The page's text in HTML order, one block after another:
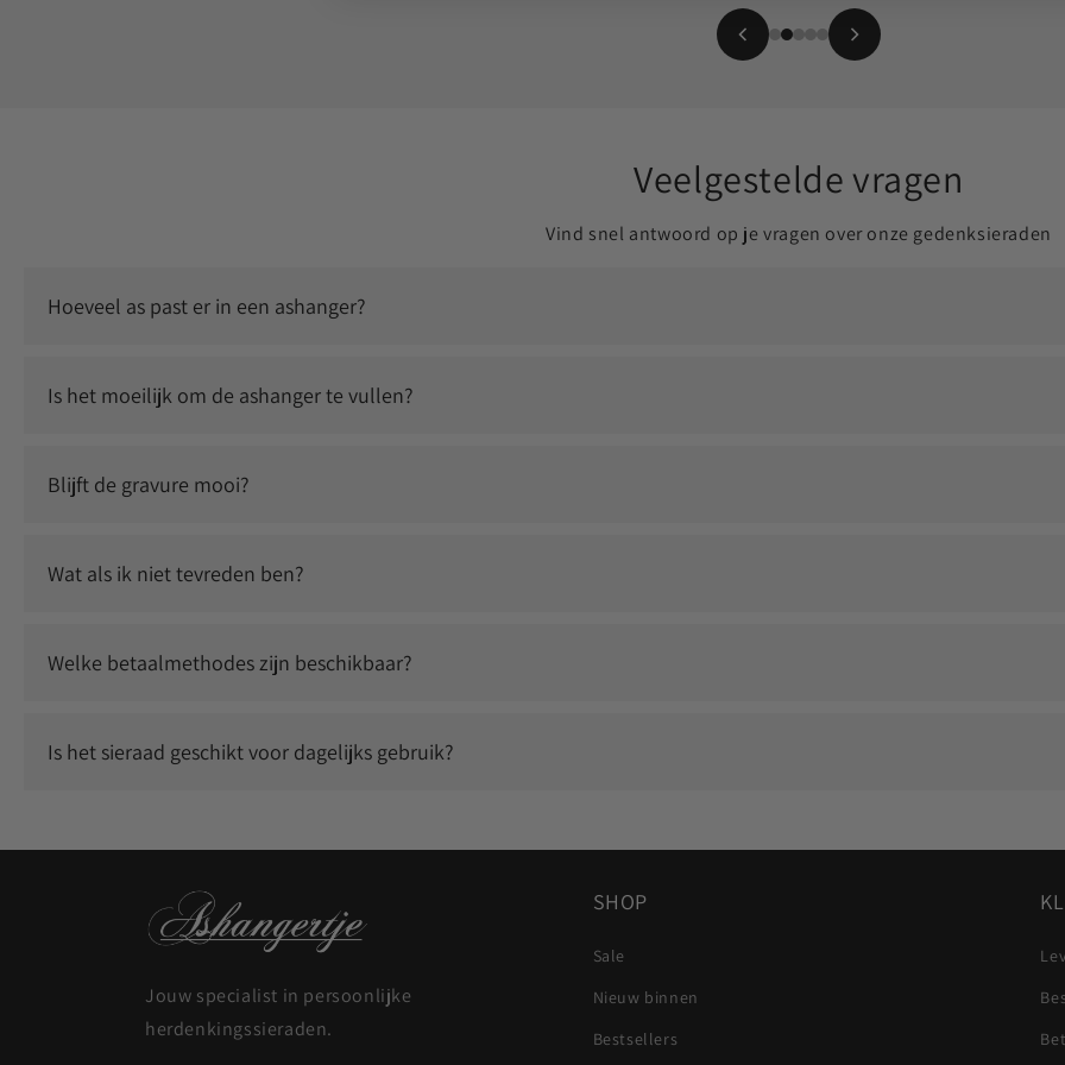
Veelgestelde vragen
Vind snel antwoord op je vragen over onze gedenksieraden
Hoeveel as past er in een ashanger?
Is het moeilijk om de ashanger te vullen?
Blijft de gravure mooi?
Wat als ik niet tevreden ben?
Welke betaalmethodes zijn beschikbaar?
Is het sieraad geschikt voor dagelijks gebruik?
Jouw specialist in persoonlijke
herdenkingssieraden.
SHOP
Sale
Nieuw binnen
Bestsellers